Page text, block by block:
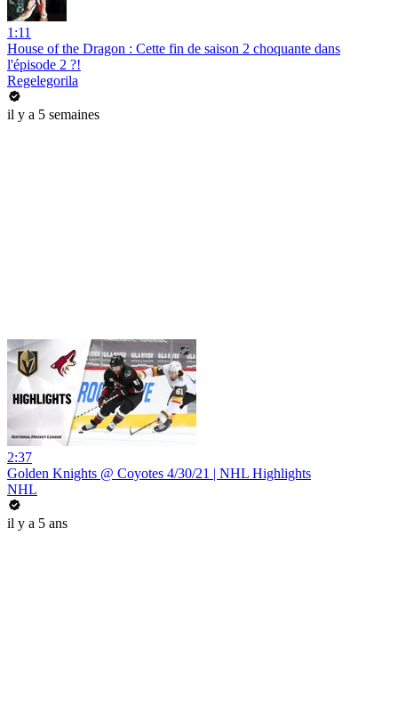
1:11
House of the Dragon : Cette fin de saison 2 choquante dans
l'épisode 2 ?!
Regelegorila
il y a 5 semaines
2:37
Golden Knights @ Coyotes 4/30/21 | NHL Highlights
NHL
il y a 5 ans